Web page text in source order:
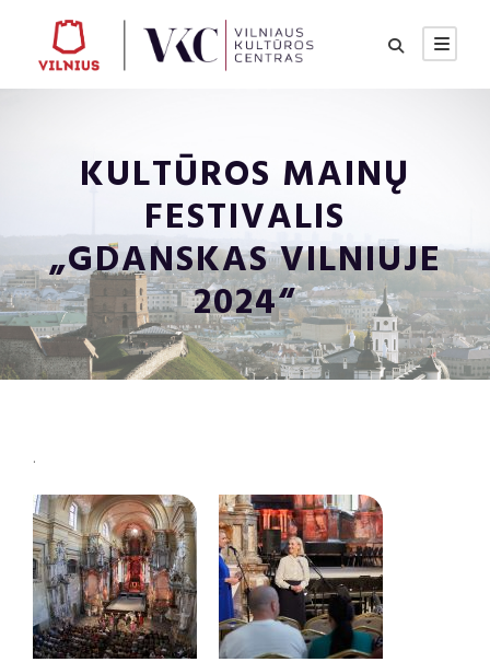
KULTŪROS MAINŲ
FESTIVALIS
„GDANSKAS VILNIUJE
2024“
.